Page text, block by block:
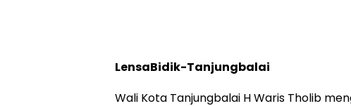
LensaBidik-Tanjungbalai
Wali Kota Tanjungbalai H Waris Tholib